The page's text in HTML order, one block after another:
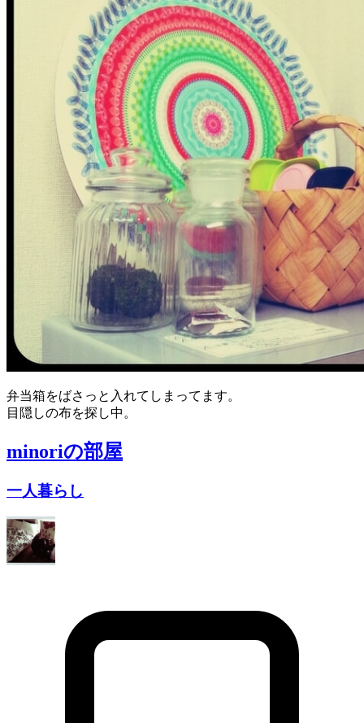
弁当箱をばさっと入れてしまってます。
目隠しの布を探し中。
minoriの部屋
一人暮らし